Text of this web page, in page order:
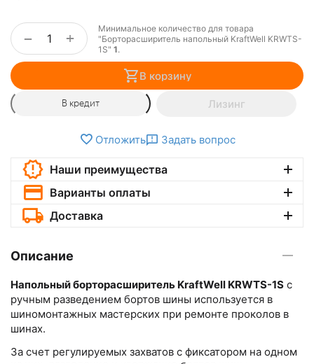
+
−
Минимальное количество для товара
"Борторасширитель напольный KraftWell KRWTS-
1S" 1.
В корзину
В кредит Лизинг
Отложить Задать вопрос
Наши преимущества
Варианты оплаты
Доставка
Описание
Напольный борторасширитель KraftWell KRWTS-1S с
ручным разведением бортов шины используется в
шиномонтажных мастерских при ремонте проколов в
шинах.
За счет регулируемых захватов c фиксатором на одном